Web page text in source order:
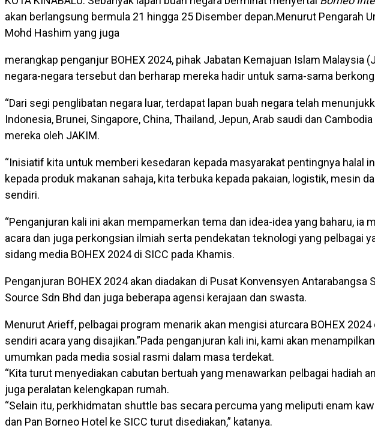
akan berlangsung bermula 21 hingga 25 Disember depan.Menurut Pengarah
Mohd Hashim yang juga
merangkap penganjur BOHEX 2024, pihak Jabatan Kemajuan Islam Malaysia
negara-negara tersebut dan berharap mereka hadir untuk sama-sama
“Dari segi penglibatan negara luar, terdapat lapan buah negara telah
Indonesia, Brunei, Singapore, China, Thailand, Jepun, Arab saudi dan
mereka oleh JAKIM.
“Inisiatif kita untuk memberi kesedaran kepada masyarakat pentingnya halal
kepada produk makanan sahaja, kita terbuka kepada pakaian, logistik, mesin
sendiri.
“Penganjuran kali ini akan mempamerkan tema dan idea-idea yang baharu,
acara dan juga perkongsian ilmiah serta pendekatan teknologi yang pelbagai
sidang media BOHEX 2024 di SICC pada Khamis.
Penganjuran BOHEX 2024 akan diadakan di Pusat Konvensyen
Source Sdn Bhd dan juga beberapa agensi kerajaan dan swasta.
Menurut Arieff, pelbagai program menarik akan mengisi aturcara BOHEX
sendiri acara yang disajikan.”Pada penganjuran kali ini, kami akan
umumkan pada media sosial rasmi dalam masa terdekat.
“Kita turut menyediakan cabutan bertuah yang menawarkan pelbagai hadiah
juga peralatan kelengkapan rumah.
“Selain itu, perkhidmatan shuttle bas secara percuma yang meliputi enam
dan Pan Borneo Hotel ke SICC turut disediakan,” katanya.